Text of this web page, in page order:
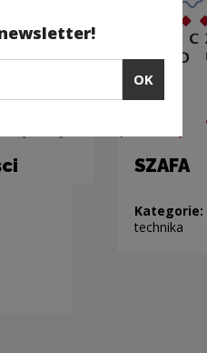
SZAFA
Kategorie:
technika
OK